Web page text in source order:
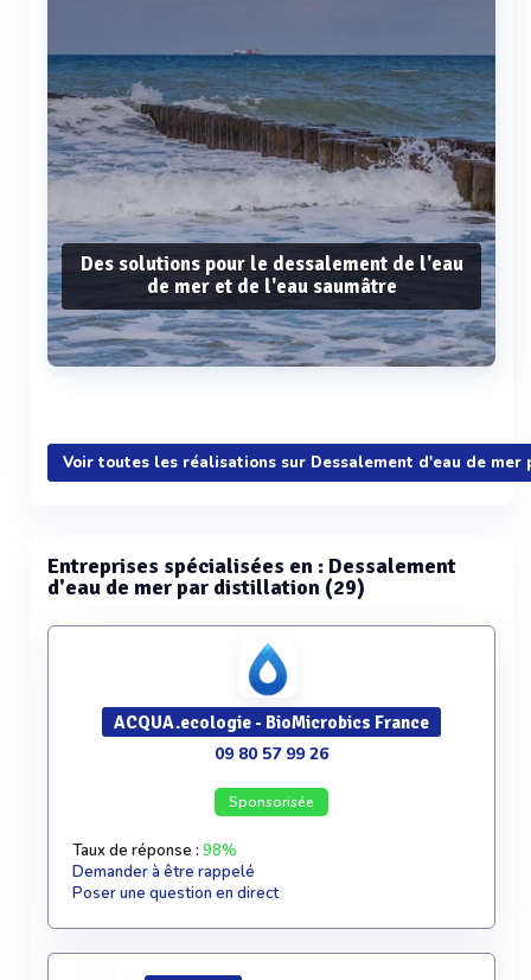
Des solutions pour le dessalement de l'eau
de mer et de l'eau saumâtre
Voir plus
Voir toutes les réalisations sur Dessalement d'eau de
Entreprises spécialisées en : Dessalement
d'eau de mer par distillation (29)
ACQUA.ecologie - BioMicrobics France
09 80 57 99 26
Sponsorisée
Taux de réponse : 98%
Demander à être rappelé
Poser une question en direct